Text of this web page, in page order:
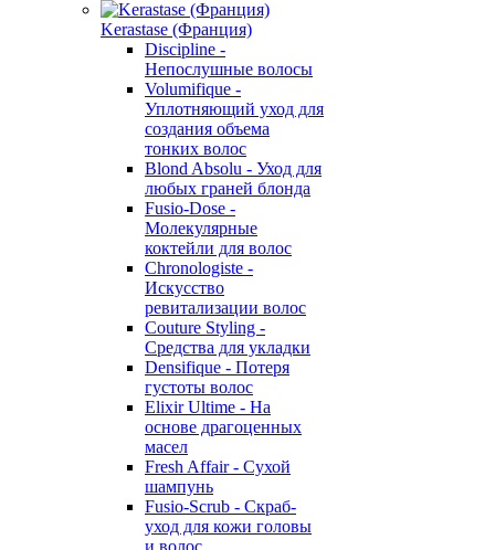
Kerastase (Франция)
Discipline -
Непослушные волосы
Volumifique -
Уплотняющий уход для
создания объема
тонких волос
Blond Absolu - Уход для
любых граней блонда
Fusio-Dose -
Молекулярные
коктейли для волос
Chronologiste -
Искусство
ревитализации волос
Couture Styling -
Средства для укладки
Densifique - Потеря
густоты волос
Elixir Ultime - На
основе драгоценных
масел
Fresh Affair - Сухой
шампунь
Fusio-Scrub - Скраб-
уход для кожи головы
и волос